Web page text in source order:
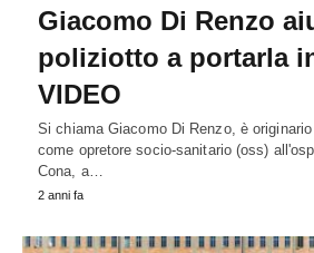
Giacomo Di Renzo
poliziotto a portarla
VIDEO
Si chiama Giacomo Di Renzo, è
come opretore socio-sanitario (oss)
Cona, a…
2 anni fa